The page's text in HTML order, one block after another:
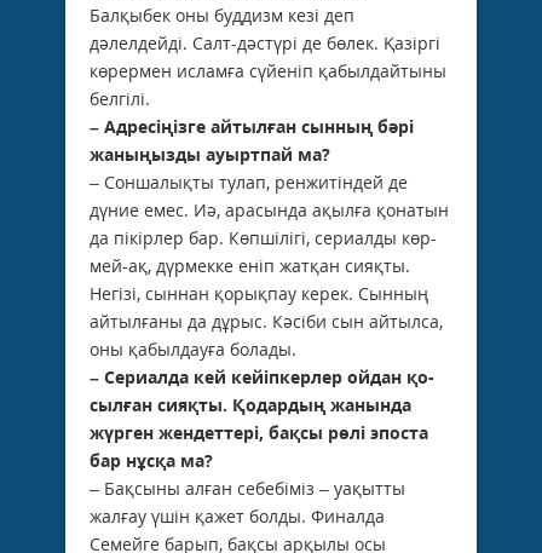
Балқыбек оны буддизм кезі деп
дәлелдейді. Салт-дәстүрі де бөлек. Қазіргі
көрермен исламға сүйеніп қабылдайтыны
белгілі.
– Адресіңізге айтылған сынның бәрі
жаныңызды ауыртпай ма?
– Соншалықты тулап, ренжитіндей де
дүние емес. Иә, арасында ақылға қонатын
да пікірлер бар. Көпшілігі, сериалды көр­
мей-ақ, дүрмекке еніп жатқан сияқты.
Негізі, сыннан қорықпау керек. Сынның
айтылғаны да дұрыс. Кәсіби сын айтылса,
оны қабылдауға болады.
– Сериалда кей кейіпкерлер ойдан қо­
сылған сияқты. Қодардың жанында
жүрген жендеттері, бақсы рөлі эпоста
бар нұсқа ма?
– Бақсыны алған себебіміз – уақытты
жалғау үшін қажет болды. Финалда
Семейге барып, бақсы арқылы осы